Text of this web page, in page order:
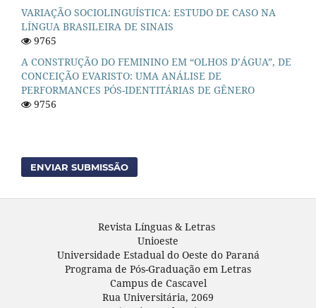
VARIAÇÃO SOCIOLINGUÍSTICA: ESTUDO DE CASO NA
LÍNGUA BRASILEIRA DE SINAIS
9765
A CONSTRUÇÃO DO FEMININO EM “OLHOS D’ÁGUA”, DE
CONCEIÇÃO EVARISTO: UMA ANÁLISE DE
PERFORMANCES PÓS-IDENTITÁRIAS DE GÊNERO
9756
ENVIAR SUBMISSÃO
Revista Línguas & Letras
Unioeste
Universidade Estadual do Oeste do Paraná
Programa de Pós-Graduação em Letras
Campus de Cascavel
Rua Universitária, 2069